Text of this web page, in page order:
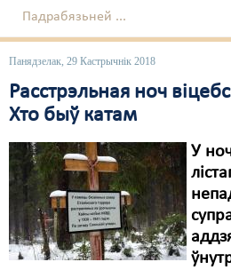
Падрабязьней ...
Панядзелак, 29 Кастрычнік 2018
Расстрэльная ноч
Хто быў катам
У
Экалёгія
Правы працоўных